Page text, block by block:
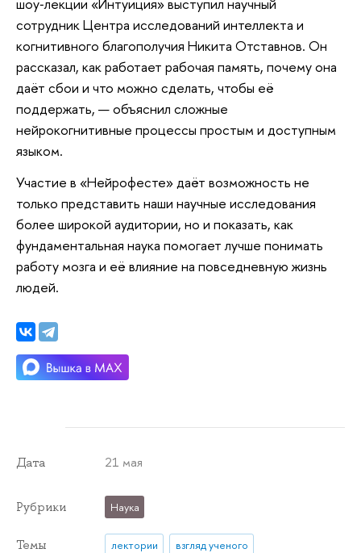
сотрудник Центра исследований интеллекта и
когнитивного благополучия Никита Отставнов. Он
рассказал, как работает рабочая память, почему она
даёт сбои и что можно сделать, чтобы её
поддержать, — объяснил сложные
нейрокогнитивные процессы простым и доступным
языком.
Участие в «Нейрофесте» даёт возможность не
только представить наши научные исследования
более широкой аудитории, но и показать, как
фундаментальная наука помогает лучше понимать
работу мозга и её влияние на повседневную жизнь
людей.
Дата 21 мая
Рубрики Наука
Темы лектории
взгляд ученого